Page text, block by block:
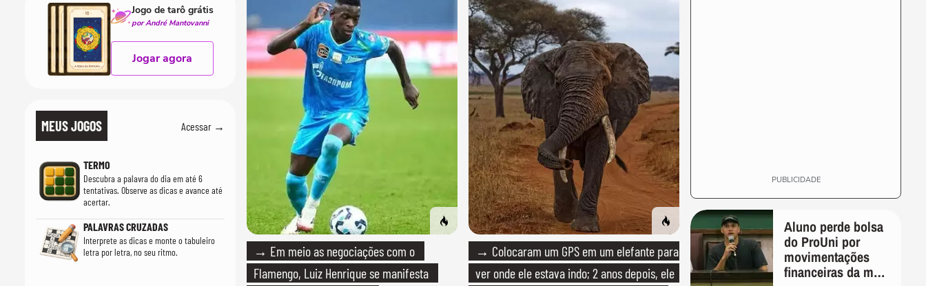
MEUS JOGOS Acessar →
TERMO
Descubra a palavra do dia em até 6
tentativas. Observe as dicas e avance até
acertar.
PALAVRAS CRUZADAS
Interprete as dicas e monte o tabuleiro
letra por letra, no seu ritmo.
→ Em meio as negociações com o
Flamengo, Luiz Henrique se manifesta
→ Colocaram um GPS em um elefante para
ver onde ele estava indo; 2 anos depois, ele
PUBLICIDADE
Aluno perde bolsa
do ProUni por
movimentações
financeiras da mãe
Jogo de tarô grátis
por André Mantovanni
Jogar agora